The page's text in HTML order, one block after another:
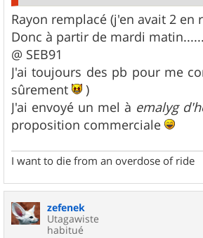
Rayon remplacé (j'en avait 2 en
Donc à partir de mardi
@ SEB91
J'ai toujours des pb pour me
sûrement
)
J'ai envoyé un mel à emalyg
proposition commerciale
I want to die from an overdose of ride
zefenek
Utagawiste
habitué